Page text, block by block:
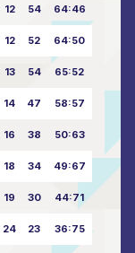
12 54 64:46
12 52 64:50
13 54 65:52
14 47 58:57
16 38 50:63
18 34 49:67
19 30 44:71
24 23 36:75